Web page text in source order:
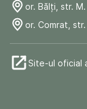
or. Bălți, str.
or. Comrat,
Site-ul oficial